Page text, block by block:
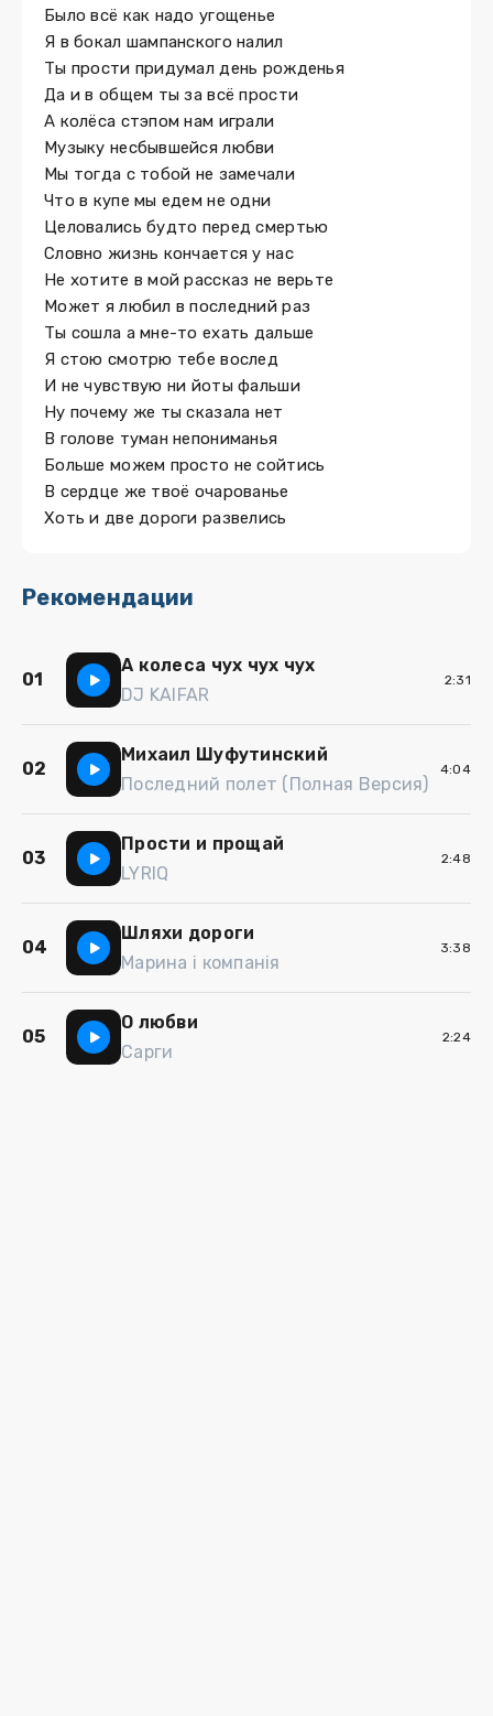
Было всё как надо угощенье
Я в бокал шампанского налил
Ты прости придумал день рожденья
Да и в общем ты за всё прости
А колёса стэпом нам играли
Музыку несбывшейся любви
Мы тогда с тобой не замечали
Что в купе мы едем не одни
Целовались будто перед смертью
Словно жизнь кончается у нас
Не хотите в мой рассказ не верьте
Может я любил в последний раз
Ты сошла а мне-то ехать дальше
Я стою смотрю тебе вослед
И не чувствую ни йоты фальши
Ну почему же ты сказала нет
В голове туман непониманья
Больше можем просто не сойтись
В сердце же твоё очарованье
Хоть и две дороги развелись
Рекомендации
01
А колеса чух чух чух
DJ KAIFAR
2:31
02
Михаил Шуфутинский
Последний полет (Полная Версия)
4:04
03
Прости и прощай
LYRIQ
2:48
04
Шляхи дороги
Марина і компанія
3:38
05
О любви
Сарги
2:24